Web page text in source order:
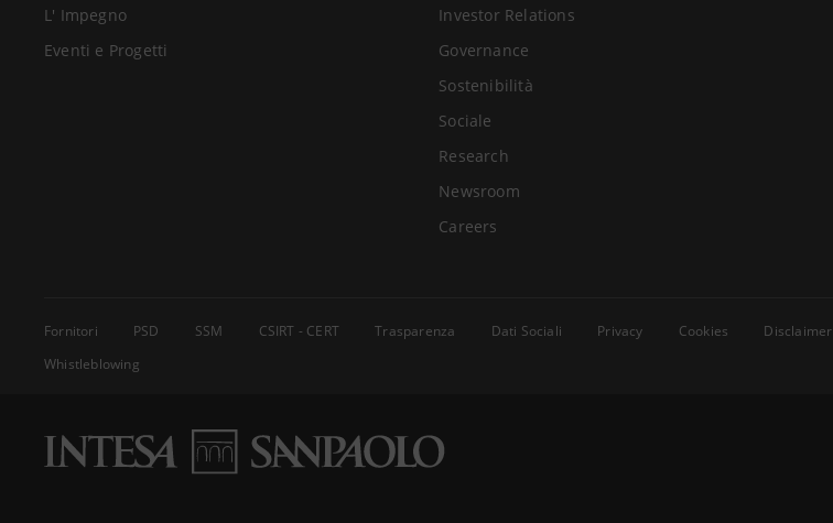
L' Impegno
Eventi e Progetti
Investor Relations
Governance
Sostenibilità
Sociale
Research
Newsroom
Careers
Fornitori PSD SSM CSIRT - CERT Trasparenza Dati Sociali Privacy Cookies Disclaimer
Whistleblowing